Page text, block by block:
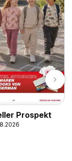
Prospekt